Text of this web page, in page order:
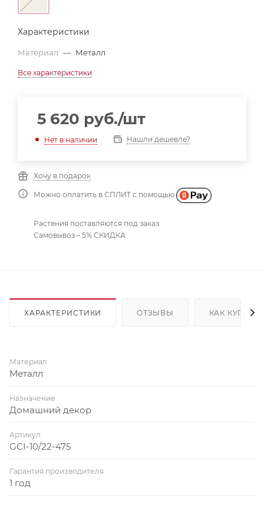
Характеристики
Материал — Металл
Все характеристики
5 620 руб./шт
Нет в наличии Нашли дешевле?
Хочу в подарок
Можно оплатить в СПЛИТ с помощью
Растения поставляются под заказ
Самовывоз – 5% СКИДКА
ХАРАКТЕРИСТИКИ ОТЗЫВЫ КАК КУПИТЬ
Материал
Металл
Назначение
Домашний декор
Артикул
GCI-10/22-475
Гарантия производителя
1 год